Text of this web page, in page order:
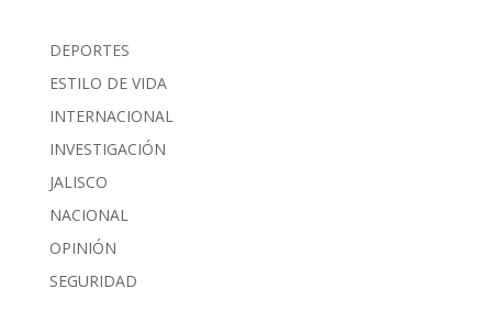
DEPORTES
ESTILO DE VIDA
INTERNACIONAL
INVESTIGACIÓN
JALISCO
NACIONAL
OPINIÓN
SEGURIDAD